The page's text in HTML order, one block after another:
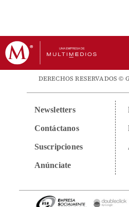
DERECHOS RESERVADOS ©
Newsletters
Contáctanos
Suscripciones
Anúnciate